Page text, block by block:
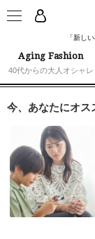
「新し
Aging Fashion
40代からの大人オシャレ
今、あなたにオス